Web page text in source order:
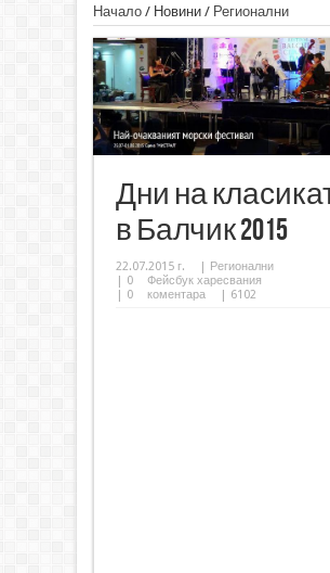
Начало/ Новини/ Регионални
Дни на
в Балчик 2015
22.07.2015 г.
Регионални
0
Фейсбук харесвания
0 коментара | 6102